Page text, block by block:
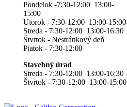
Pondelok -7:30-12:00 13:00-
15:00
Utorok - 7:30-12:00 13:00-15:00
Streda - 7:30-12:00 13:00-16:30
Štvrtok - Nestránkový deň
Piatok - 7:30-12:00
Stavebný úrad
Streda - 7:30-12:00 13:00-16:30
Štvrtok - 7:30-12:00 13:00-15:00